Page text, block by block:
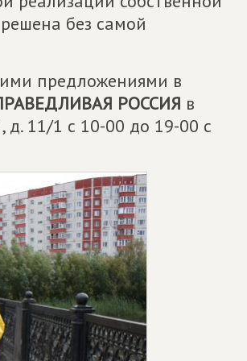
без самой
предложениями в
РОССИЯ в
д. 11/1 с 10-00 до 19-00 с